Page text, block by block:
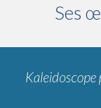
Ses
Kaleidoscope